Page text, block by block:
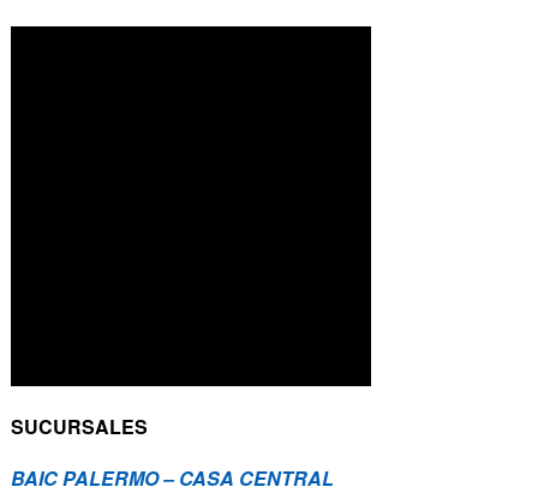
SUCURSALES
BAIC PALERMO – CASA CENTRAL